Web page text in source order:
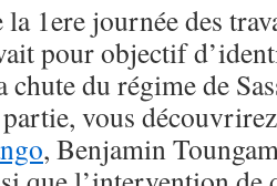
1ere journée des
pour objectif
chute du régime de
vous
, Benjamin